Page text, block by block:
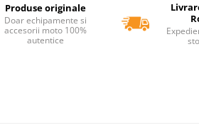
Produse originale
Doar echipamente si
accesorii moto 100%
autentice